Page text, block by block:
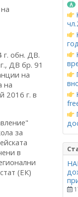
г. обн. ДВ.
ДВ бр. 91
на
на
2016 г. в
за
в
(ЕК)